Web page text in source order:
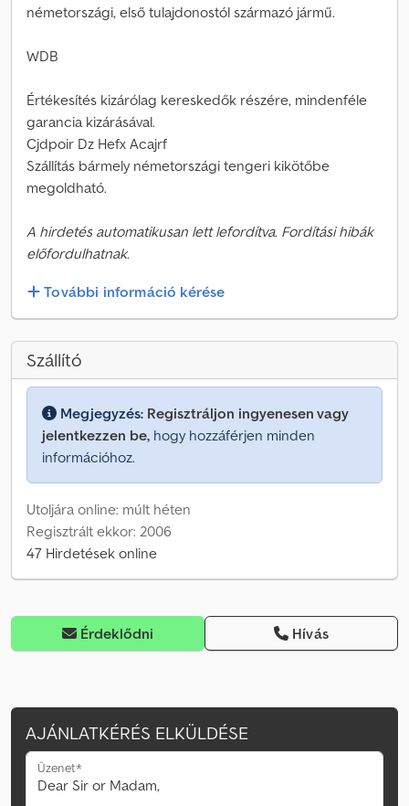
németországi, első tulajdonostól származó jármű.
WDB
Értékesítés kizárólag kereskedők részére, mindenféle
garancia kizárásával.
Cjdpoir Dz Hefx Acajrf
Szállítás bármely németországi tengeri kikötőbe
megoldható.
A hirdetés automatikusan lett lefordítva. Fordítási hibák
előfordulhatnak.
További információ kérése
Szállító
Megjegyzés: Regisztráljon ingyenesen vagy
jelentkezzen be, hogy hozzáférjen minden
információhoz.
Utoljára online: múlt héten
Regisztrált ekkor: 2006
47 Hirdetések online
Érdeklődni Hívás
AJÁNLATKÉRÉS ELKÜLDÉSE
Üzenet*